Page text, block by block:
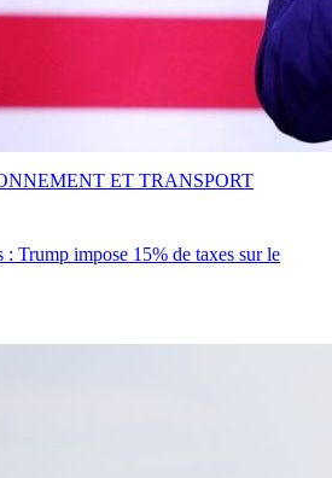
: Trump impose 15% de taxes sur le
ET TRANSPORT